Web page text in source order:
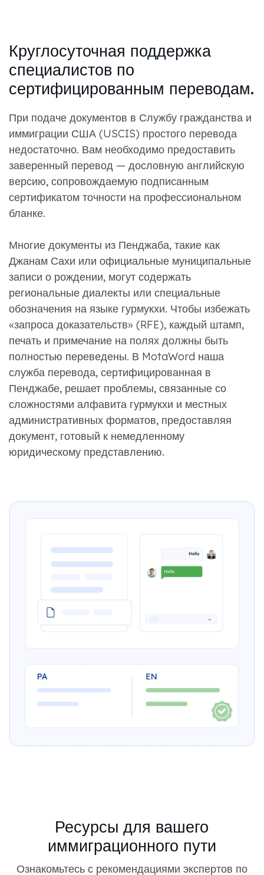
Круглосуточная поддержка
специалистов по
сертифицированным переводам.
При подаче документов в Службу гражданства и
иммиграции США (USCIS) простого перевода
недостаточно. Вам необходимо предоставить
заверенный перевод — дословную английскую
версию, сопровождаемую подписанным
сертификатом точности на профессиональном
бланке.
Многие документы из Пенджаба, такие как
Джанам Сахи или официальные муниципальные
записи о рождении, могут содержать
региональные диалекты или специальные
обозначения на языке гурмукхи. Чтобы избежать
«запроса доказательств» (RFE), каждый штамп,
печать и примечание на полях должны быть
полностью переведены. В MotaWord наша
служба перевода, сертифицированная в
Пенджабе, решает проблемы, связанные со
сложностями алфавита гурмукхи и местных
административных форматов, предоставляя
документ, готовый к немедленному
юридическому представлению.
Ресурсы для вашего
иммиграционного пути
Ознакомьтесь с рекомендациями экспертов по